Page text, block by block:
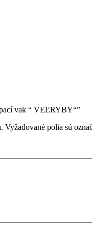
vak “ VEĽRYBY“”
Vyžadované polia sú